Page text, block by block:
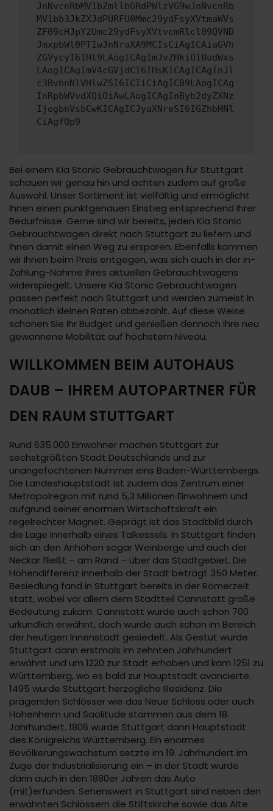
JnNvcnRbMV1bZmllbGRdPWlzVG9wJnNvcnRb
MV1bb3JkZXJdPURFU0Mmc29ydFsyXVtmaWVs
ZF09cHJpY2Umc29ydFsyXVtvcmRlcl09QVND
JmxpbWl0PTIwJnNraXA9MCIsCiAgICAiaGVh
ZGVycyI6IHt9LAogICAgImJvZHkiOiBudWxs
LAogICAgImV4cGVjdCI6IHsKICAgICAgInJl
c3BvbnNlVHlwZSI6ICIiCiAgICB9LAogICAg
InRpbWVvdXQiOiAwLAogICAgInByb2dyZXNz
IjogbnVsbCwKICAgICJyaXNreSI6IGZhbHNl
CiAgfQp9
Bei einem Kia Stonic Gebrauchtwagen für Stuttgart
schauen wir genau hin und achten zudem auf große
Auswahl. Unser Sortiment ist vielfältig und ermöglicht
Ihnen einen punktgenauen Einstieg entsprechend Ihrer
Bedürfnisse. Gerne sind wir bereits, jeden Kia Stonic
Gebrauchtwagen direkt nach Stuttgart zu liefern und
Ihnen damit einen Weg zu ersparen. Ebenfalls kommen
wir Ihnen beim Preis entgegen, was sich auch in der In-
Zahlung-Nahme Ihres aktuellen Gebrauchtwagens
widerspiegelt. Unsere Kia Stonic Gebrauchtwagen
passen perfekt nach Stuttgart und werden zumeist in
monatlich kleinen Raten abbezahlt. Auf diese Weise
schonen Sie Ihr Budget und genießen dennoch Ihre neu
gewonnene Mobilität auf höchstem Niveau.
WILLKOMMEN BEIM AUTOHAUS
DAUB – IHREM AUTOPARTNER FÜR
DEN RAUM STUTTGART
Rund 635.000 Einwohner machen Stuttgart zur
sechstgrößten Stadt Deutschlands und zur
unangefochtenen Nummer eins Baden-Württembergs.
Die Landeshauptstadt ist zudem das Zentrum einer
Metropolregion mit rund 5,3 Millionen Einwohnern und
aufgrund seiner enormen Wirtschaftskraft ein
regelrechter Magnet. Geprägt ist das Stadtbild durch
die Lage innerhalb eines Talkessels. In Stuttgart finden
sich an den Anhöhen sogar Weinberge und auch der
Neckar fließt – am Rand – über das Stadtgebiet. Die
Höhendifferenz innerhalb der Stadt beträgt 350 Meter.
Besiedlung fand in Stuttgart bereits in der Römerzeit
statt, wobei vor allem dem Stadtteil Cannstatt große
Bedeutung zukam. Cannstatt wurde auch schon 700
urkundlich erwähnt, doch wurde auch schon im Bereich
der heutigen Innenstadt gesiedelt. Als Gestüt wurde
Stuttgart dann erstmals im zehnten Jahrhundert
erwähnt und um 1220 zur Stadt erhoben und kam 1251 zu
Württemberg, wo es bald zur Hauptstadt avancierte.
1495 wurde Stuttgart herzogliche Residenz. Die
prägenden Schlösser wie das Neue Schloss oder auch
Hohenheim und Saolitude stammen aus dem 18.
Jahrhundert. 1806 wurde Stuttgart dann Hauptstadt
des Königreichs Württemberg. Ein enormes
Bevölkerungswachstum setzte im 19. Jahrhundert im
Zuge der Industrialisierung ein – in der Stadt wurde
dann auch in den 1880er Jahren das Auto
(mit)erfunden. Sehenswert in Stuttgart sind neben den
erwähnten Schlössern die Stiftskirche sowie das Alte